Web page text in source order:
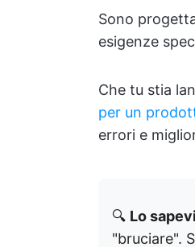
Sono
esigenze
Che tu stia
per un
errori e
🔍 Lo
"bruciare".